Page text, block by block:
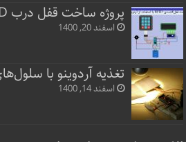
پروژه ساخت قفل‌ درب RFID با آردوینو
اسفند 20, 1400
تغذیه آردوینو با
اسفند 14, 1400